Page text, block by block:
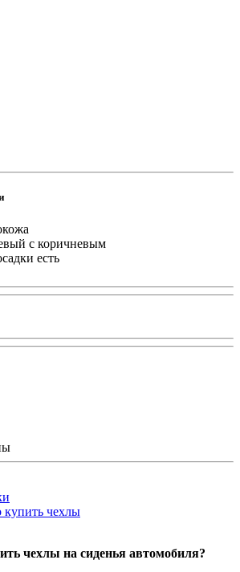
с коричневым
есть
купить чехлы
чехлы на сиденья автомобиля?